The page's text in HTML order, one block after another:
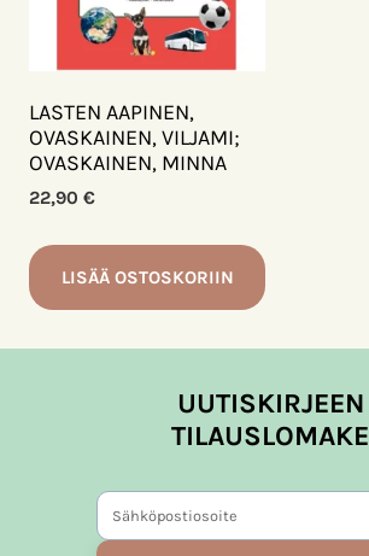
LASTEN AAPINEN,
OVASKAINEN, VILJAMI;
OVASKAINEN, MINNA
22,90 €
LISÄÄ OSTOSKORIIN
UUTISKIRJEEN
TILAUSLOMAKE